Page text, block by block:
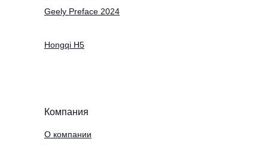
Компания
О компании
Hongqi H5
Geely Preface 2024